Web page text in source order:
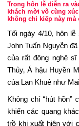
Trong hôn lễ diễn ra
khách mời vô cùng
không chỉ kiếp này mà
Tối ngày 4/10, hôn lễ
John Tuấn Nguyễn
của rất đông nghệ
Thủy, Á hậu Huyền
của Lan Khuê như
Không chỉ “hút hồn”
khiến các quang
trồ khi xuất hiện với